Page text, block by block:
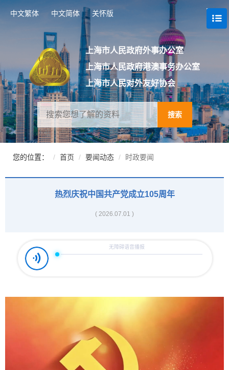
航
区
跳
转
到
主
要
内
域
中文繁体 中文简体 关怀版
上海市人民政府外事办公室
上海市人民政府港澳事务办公室
上海市人民对外友好协会
搜索
您的位置： 首页 要闻动态 时政要闻
热烈庆祝中国共产党成立105周年
( 2026.07.01 )